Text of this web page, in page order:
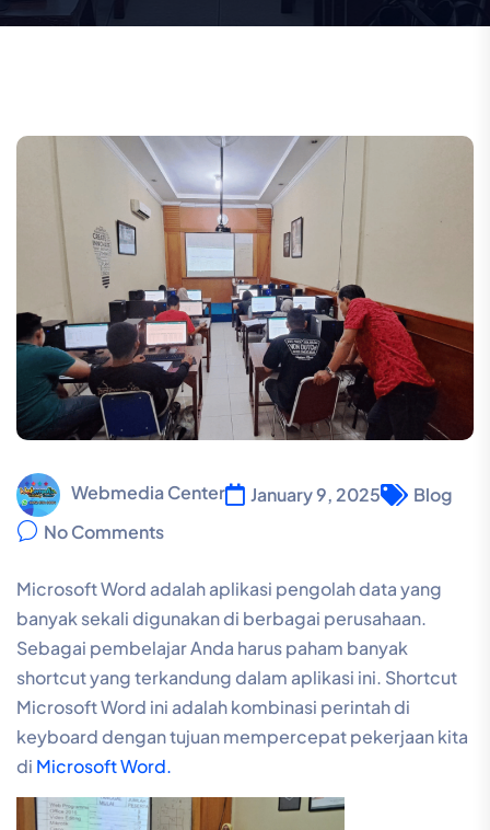
Webmedia Center January 9, 2025
Blog
No Comments
Microsoft Word adalah aplikasi pengolah data yang
banyak sekali digunakan di berbagai perusahaan.
Sebagai pembelajar Anda harus paham banyak
shortcut yang terkandung dalam aplikasi ini. Shortcut
Microsoft Word ini adalah kombinasi perintah di
keyboard dengan tujuan mempercepat pekerjaan kita
di Microsoft Word.